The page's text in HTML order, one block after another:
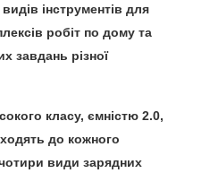
інструментів для
робіт по дому та
завдань різної
класу, ємністю 2.0,
до кожного
види зарядних